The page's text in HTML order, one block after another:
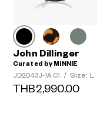
John Dillinger
Curated by MINNIE
JD2043J-1A C1
/ Size: L
THB2,990.00